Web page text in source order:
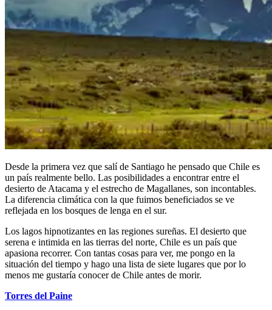
Desde la primera vez que salí de Santiago he pensado que Chile es
un país realmente bello. Las posibilidades a encontrar entre el
desierto de Atacama y el estrecho de Magallanes, son incontables.
La diferencia climática con la que fuimos beneficiados se ve
reflejada en los bosques de lenga en el sur.
Los lagos hipnotizantes en las regiones sureñas. El desierto que
serena e intimida en las tierras del norte, Chile es un país que
apasiona recorrer. Con tantas cosas para ver, me pongo en la
situación del tiempo y hago una lista de siete lugares que por lo
menos me gustaría conocer de Chile antes de morir.
Torres del Paine